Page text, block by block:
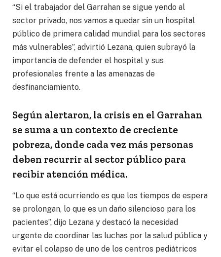
“Si el trabajador del Garrahan se sigue yendo al
sector privado, nos vamos a quedar sin un hospital
público de primera calidad mundial para los sectores
más vulnerables”, advirtió Lezana, quien subrayó la
importancia de defender el hospital y sus
profesionales frente a las amenazas de
desfinanciamiento.
Según alertaron, la crisis en el Garrahan
se suma a un contexto de creciente
pobreza, donde cada vez más personas
deben recurrir al sector público para
recibir atención médica.
“Lo que está ocurriendo es que los tiempos de espera
se prolongan, lo que es un daño silencioso para los
pacientes”, dijo Lezana y destacó la necesidad
urgente de coordinar las luchas por la salud pública y
evitar el colapso de uno de los centros pediátricos